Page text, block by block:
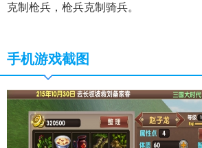
克制枪兵，枪兵克制骑兵。
手机游戏截图